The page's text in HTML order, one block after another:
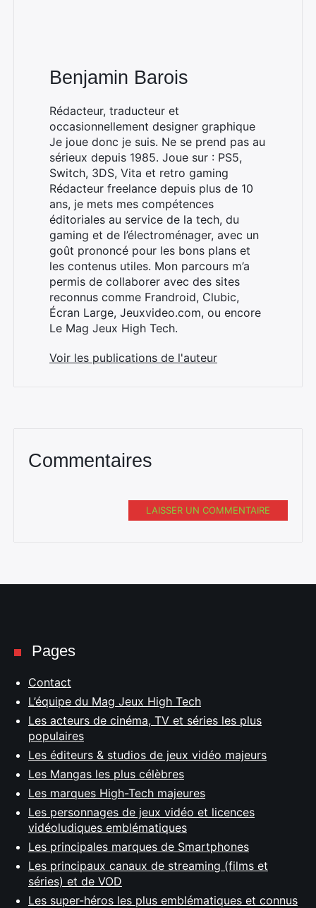
Benjamin Barois
Rédacteur, traducteur et
occasionnellement designer graphique
Je joue donc je suis. Ne se prend pas au
sérieux depuis 1985. Joue sur : PS5,
Switch, 3DS, Vita et retro gaming
Rédacteur freelance depuis plus de 10
ans, je mets mes compétences
éditoriales au service de la tech, du
gaming et de l’électroménager, avec un
goût prononcé pour les bons plans et
les contenus utiles. Mon parcours m’a
permis de collaborer avec des sites
reconnus comme Frandroid, Clubic,
Écran Large, Jeuxvideo.com, ou encore
Le Mag Jeux High Tech.
Voir les publications de l'auteur
Commentaires
LAISSER UN COMMENTAIRE
Pages
Contact
L’équipe du Mag Jeux High Tech
Les acteurs de cinéma, TV et séries les plus
populaires
Les éditeurs & studios de jeux vidéo majeurs
Les Mangas les plus célèbres
Les marques High-Tech majeures
Les personnages de jeux vidéo et licences
vidéoludiques emblématiques
Les principales marques de Smartphones
Les principaux canaux de streaming (films et
séries) et de VOD
Les super-héros les plus emblématiques et connus
Rechercher
: